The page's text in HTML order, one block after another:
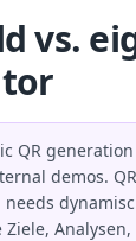
vs.
QR
demos.